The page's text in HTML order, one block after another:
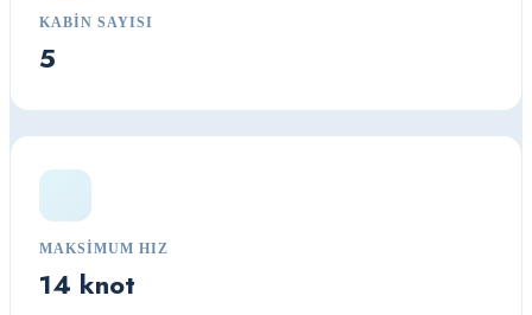
KABIN SAYISI
5
MAKSIMUM HIZ
14 knot